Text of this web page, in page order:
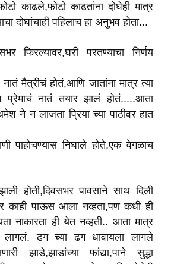
काढले,फोटो काढतांना दोघेही मात्र
दोघांचाही पहिलाच हा अनुभव होता...
फिरल्यावर,घरी परतण्याचा निर्णय
मैत्रीचं होतं,आणि जातांना मात्र त्या
प्रेमाचं नातं तयार झालं होतं.....आता
ने न लाजता प्रिया च्या पाठीवर हात
पाहोचण्यास निघाले होते,एक वेगळाच
होती,दिवसभर पावसाने साथ दिली
काही पाऊस आला नव्हता,पण कधी ही
नाकारता ही येत नव्हती.. आता मात्र
लागलं. ढग च्या ढग धावायला लागले
झाडे,झाडांच्या फांद्या,पाने सुद्धा